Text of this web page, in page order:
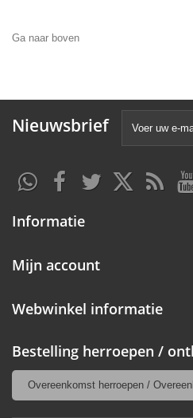
Ga naar boven
Nieuwsbrief
Informatie
Mijn account
Webwinkel informatie
Bestelling herroepen /
Overeenkomst herroepen /